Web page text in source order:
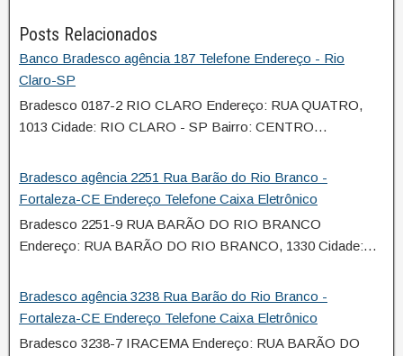
Posts Relacionados
Banco Bradesco agência 187 Telefone Endereço - Rio
Claro-SP
Bradesco 0187-2 RIO CLARO Endereço: RUA QUATRO,
1013 Cidade: RIO CLARO - SP Bairro: CENTRO…
Bradesco agência 2251 Rua Barão do Rio Branco -
Fortaleza-CE Endereço Telefone Caixa Eletrônico
Bradesco 2251-9 RUA BARÃO DO RIO BRANCO
Endereço: RUA BARÃO DO RIO BRANCO, 1330 Cidade:…
Bradesco agência 3238 Rua Barão do Rio Branco -
Fortaleza-CE Endereço Telefone Caixa Eletrônico
Bradesco 3238-7 IRACEMA Endereço: RUA BARÃO DO